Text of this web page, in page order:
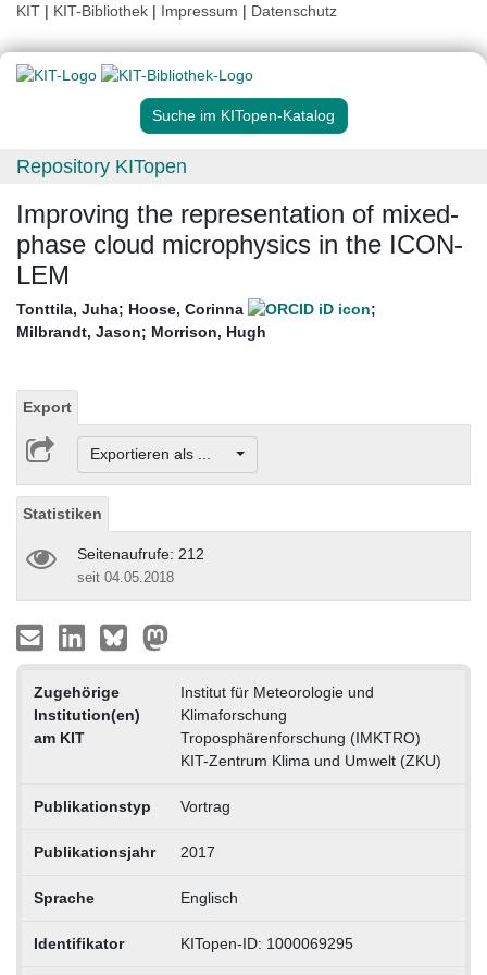
KIT | KIT-Bibliothek | Impressum | Datenschutz
Suche im KITopen-Katalog
Repository KITopen
Improving the representation of mixed-
phase cloud microphysics in the ICON-
LEM
Tonttila, Juha; Hoose, Corinna
;
Milbrandt, Jason; Morrison, Hugh
Export
Exportieren als ...
Statistiken
Seitenaufrufe: 212
seit 04.05.2018
Zugehörige
Institution(en)
am KIT
Institut für Meteorologie und
Klimaforschung
Troposphärenforschung (IMKTRO)
KIT-Zentrum Klima und Umwelt (ZKU)
Publikationstyp Vortrag
Publikationsjahr 2017
Sprache Englisch
Identifikator KITopen-ID: 1000069295